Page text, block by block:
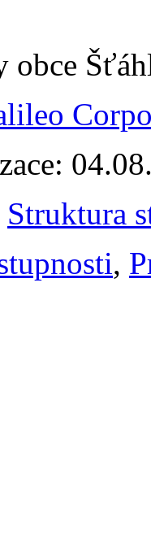
obce
Struktura
,